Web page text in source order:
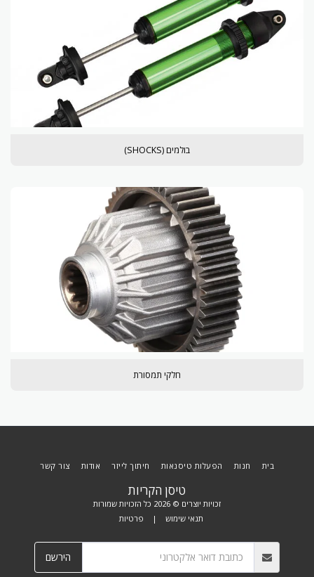
בולמים (SHOCKS)
חלקי תמסורת
טיסן הקריות
זכויות יוצרים © 2026 כל הזכויות שמורות
תנאי שימוש | פרטיות
בית חנות הפעלות טיסנאות חיתוך לייזר אודות צור קשר
הירשם